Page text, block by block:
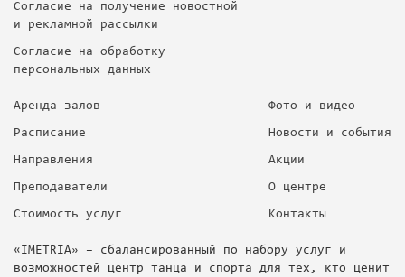
«IMETRIA» – сбалансированный по набору услуг и
возможностей центр танца и спорта для тех, кто ценит
Согласие на получение новостной
и рекламной рассылки
Согласие на обработку
персональных данных
Аренда залов
Расписание
Направления
Преподаватели
Стоимость услуг
Фото и видео
Новости и события
Акции
О центре
Контакты